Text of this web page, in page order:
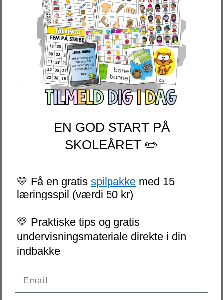
SÆSON OG HØJTIDER
OLYMPISKE VINTERLEGE
100 SKOLEDAGE
VM I FODBOLD
SKOLEAFSLUTNING
SKOLESTART
LAD OS REGNE ØVEHÆFTER
ESCAPE ROOM
VI SKRIVER
PUSLESPIL
DOMINO
GRATIS
EN GOD START PÅ
SKOLEÅRET ✏️
💛 Få en gratis spilpakke med 15
læringsspil (værdi 50 kr)
💛 Praktiske tips og gratis
undervisningsmateriale direkte i din
indbakke